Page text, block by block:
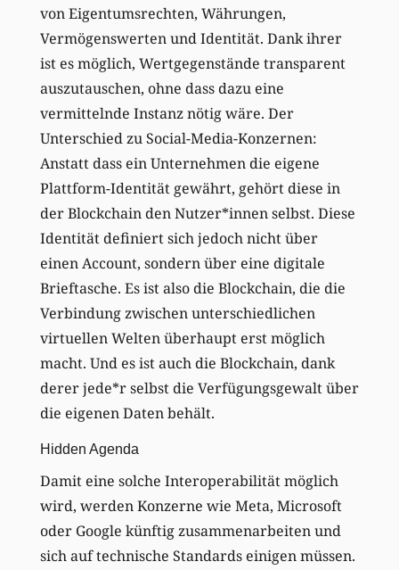
von Eigentumsrechten, Währungen,
Vermögenswerten und Identität. Dank ihrer
ist es möglich, Wertgegenstände transparent
auszutauschen, ohne dass dazu eine
vermittelnde Instanz nötig wäre. Der
Unterschied zu Social-Media-Konzernen:
Anstatt dass ein Unternehmen die eigene
Plattform-Identität gewährt, gehört diese in
der Blockchain den Nutzer*innen selbst. Diese
Identität definiert sich jedoch nicht über
einen Account, sondern über eine digitale
Brieftasche. Es ist also die Blockchain, die die
Verbindung zwischen unterschiedlichen
virtuellen Welten überhaupt erst möglich
macht. Und es ist auch die Blockchain, dank
derer jede*r selbst die Verfügungsgewalt über
die eigenen Daten behält.
Hidden Agenda
Damit eine solche Interoperabilität möglich
wird, werden Konzerne wie Meta, Microsoft
oder Google künftig zusammenarbeiten und
sich auf technische Standards einigen müssen.